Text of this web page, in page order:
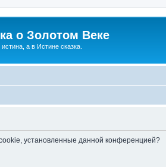
о Золотом Веке
а в Истине сказка.
установленные данной конференцией?